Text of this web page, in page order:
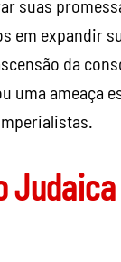
suas
em expandir
da
uma ameaça